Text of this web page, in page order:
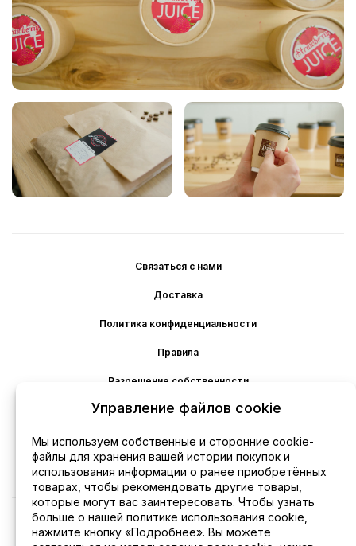
Связаться с нами
Доставка
Политика конфиденциальности
Правила
Разрешение собственности
Политика файлов cookie
Отказ от ответственности
Управление файлов cookie
Мы используем собственные и сторонние cookie-
файлы для хранения вашей истории покупок и
использования информации о ранее приобретённых
товарах, чтобы рекомендовать другие товары,
которые могут вас заинтересовать. Чтобы узнать
больше о нашей политике использования cookie,
нажмите кнопку «Подробнее». Вы можете